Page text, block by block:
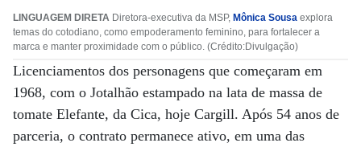
LINGUAGEM DIRETA Diretora-executiva da MSP, Mônica Sousa explora
temas do cotodiano, como empoderamento feminino, para fortalecer a
marca e manter proximidade com o público. (Crédito:Divulgação)
Licenciamentos dos personagens que começaram em
1968, com o Jotalhão estampado na lata de massa de
tomate Elefante, da Cica, hoje Cargill. Após 54 anos de
parceria, o contrato permanece ativo, em uma das